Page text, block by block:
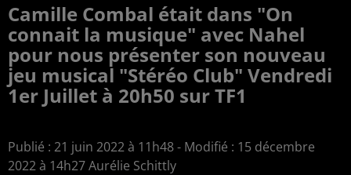
Camille Combal était dans "On
connait la musique" avec Nahel
pour nous présenter son nouveau
jeu musical "Stéréo Club" Vendredi
1er Juillet à 20h50 sur TF1
Publié : 21 juin 2022 à 11h48 - Modifié : 15 décembre
2022 à 14h27 Aurélie Schittly